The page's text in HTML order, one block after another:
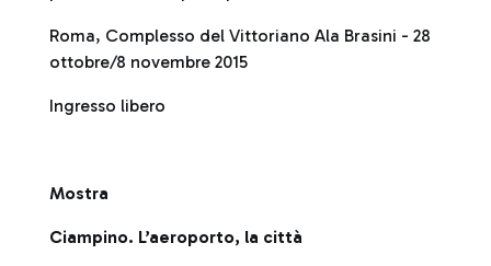
Roma, Complesso del Vittoriano Ala Brasini - 28
ottobre/8 novembre 2015
Ingresso libero
Mostra
Ciampino. L’aeroporto, la città